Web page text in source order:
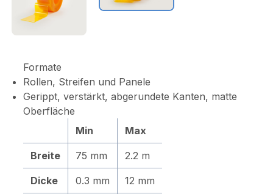
Formate
Rollen, Streifen und Panele
Gerippt, verstärkt, abgerundete Kanten, matte
Oberfläche
Min
Max
Breite 75 mm 2.2 m
Dicke 0.3 mm 12 mm